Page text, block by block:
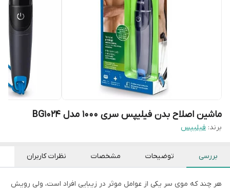
ماشین اصلاح بدن فیلیپس سری 1000 مدل BG1024
برند: فیلیپس
بررسی توضیحات مشخصات نظرات کاربران
هر چند که موی سر یکی از عوامل موثر در زیبایی افراد است، ولی رویش